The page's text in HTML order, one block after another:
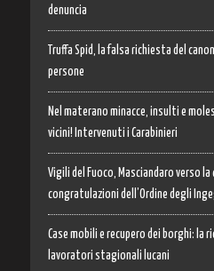
denuncia
Truffa Spid, la falsa richiesta del
persone
Nel materano minacce, insulti e
vicini! Intervenuti i Carabinieri
Vigili del Fuoco, Masciandaro verso
congratulazioni dell’Ordine degli
Case mobili e recupero dei borghi: la
lavoratori stagionali lucani